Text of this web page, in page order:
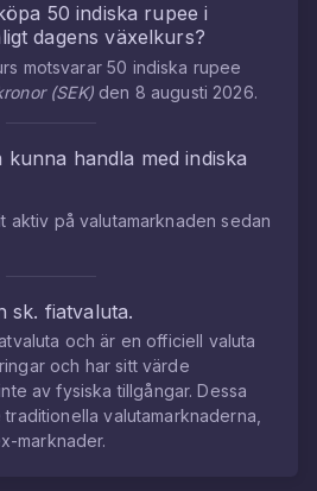
50indiska rupee i
dagens växelkurs?
motsvarar50 indiska rupee
(SEK)den 8 augusti 2026.
kunna handla medindiska
aktiv på valutamarknaden sedan
sk. fiatvaluta.
och är en officiell valuta
och har sitt värde
av fysiska tillgångar. Dessa
valutamarknaderna,
marknader.